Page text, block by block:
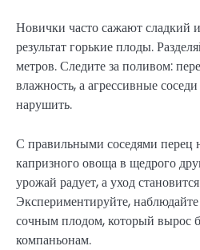
Новички часто сажают сладкий
результат горькие плоды.
метров. Следите за поливом:
влажность, а агрессивные
нарушить.
С правильными соседями перец
капризного овоща в щедрого
урожай радует, а уход
Экспериментируйте,
сочным плодом, который вырос
компаньонам.